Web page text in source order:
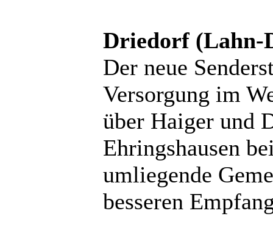
Driedorf (Lahn-
Der neue
Versorgung im
über Haiger und
Ehringshausen
umliegende
besseren